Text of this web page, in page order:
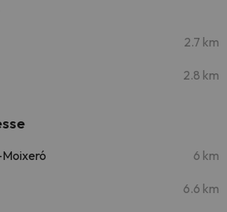
2.7 km
2.8 km
6 km
6.6 km